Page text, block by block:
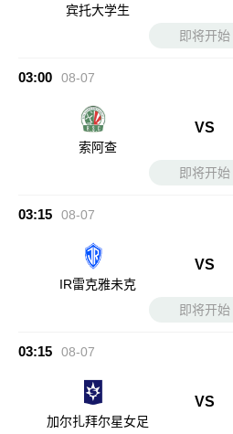
宾托大学生
即将开始
03:00 08-07
索阿查
VS
即将开始
03:15 08-07
IR雷克雅未克
VS
即将开始
03:15 08-07
加尔扎拜尔星女足
VS